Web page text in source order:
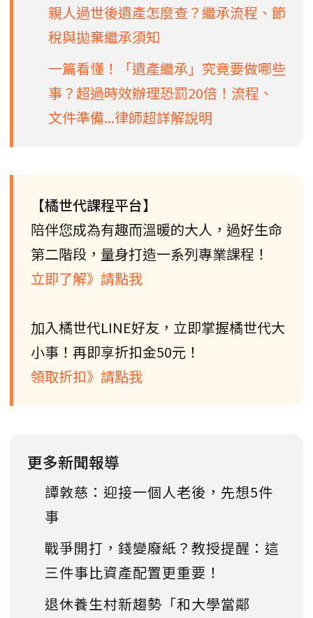
親人過世後遺產怎麼查？繼承流程、節
稅與拋棄繼承須知
一篇看懂！「遺產繼承」究竟要做哪些
事？超過時效辦理恐罰20倍！流程、
文件準備...律師超詳解說明
【橘世代課程平台】
陪伴您成為有趣而溫暖的大人，過好生命
第二階段，量身打造一系列專業課程！
立即了解》請點我
加入橘世代LINE好友，立即掌握橘世代大
小事！再即享折扣金50元！
領取折扣》請點我
更多新聞報導
譚敦慈：迎接一個人老後，先想5件
事
戰爭開打，錢變廢紙？教授提醒：這
三件事比資產配置更重要！
退休養生村新趨勢「和大學當鄰